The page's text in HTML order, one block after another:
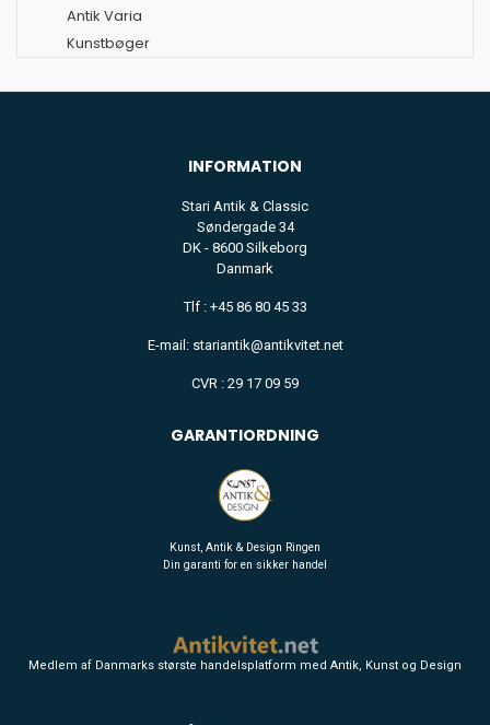
Antik Varia
Kunstbøger
INFORMATION
Stari Antik & Classic
Søndergade 34
DK - 8600 Silkeborg
Danmark
Tlf : +45 86 80 45 33
E-mail: stariantik@antikvitet.net
CVR : 29 17 09 59
GARANTIORDNING
Kunst, Antik & Design Ringen
Din garanti for en sikker handel
Medlem af Danmarks største handelsplatform med Antik, Kunst og Design